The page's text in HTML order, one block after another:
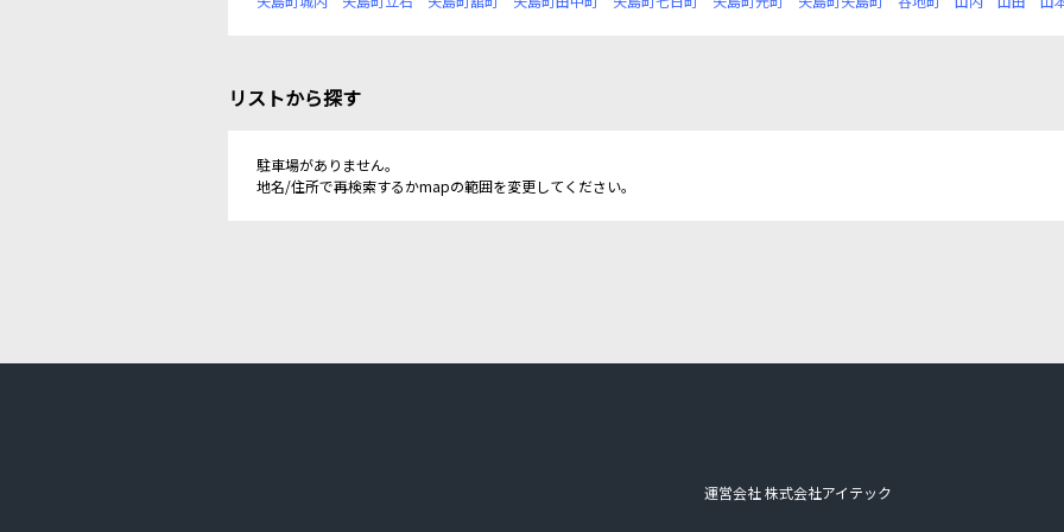
リストから探す
駐車場がありません。
地名/住所で再検索するかmapの範囲を変更してください。
運営会社 株式会社アイテック